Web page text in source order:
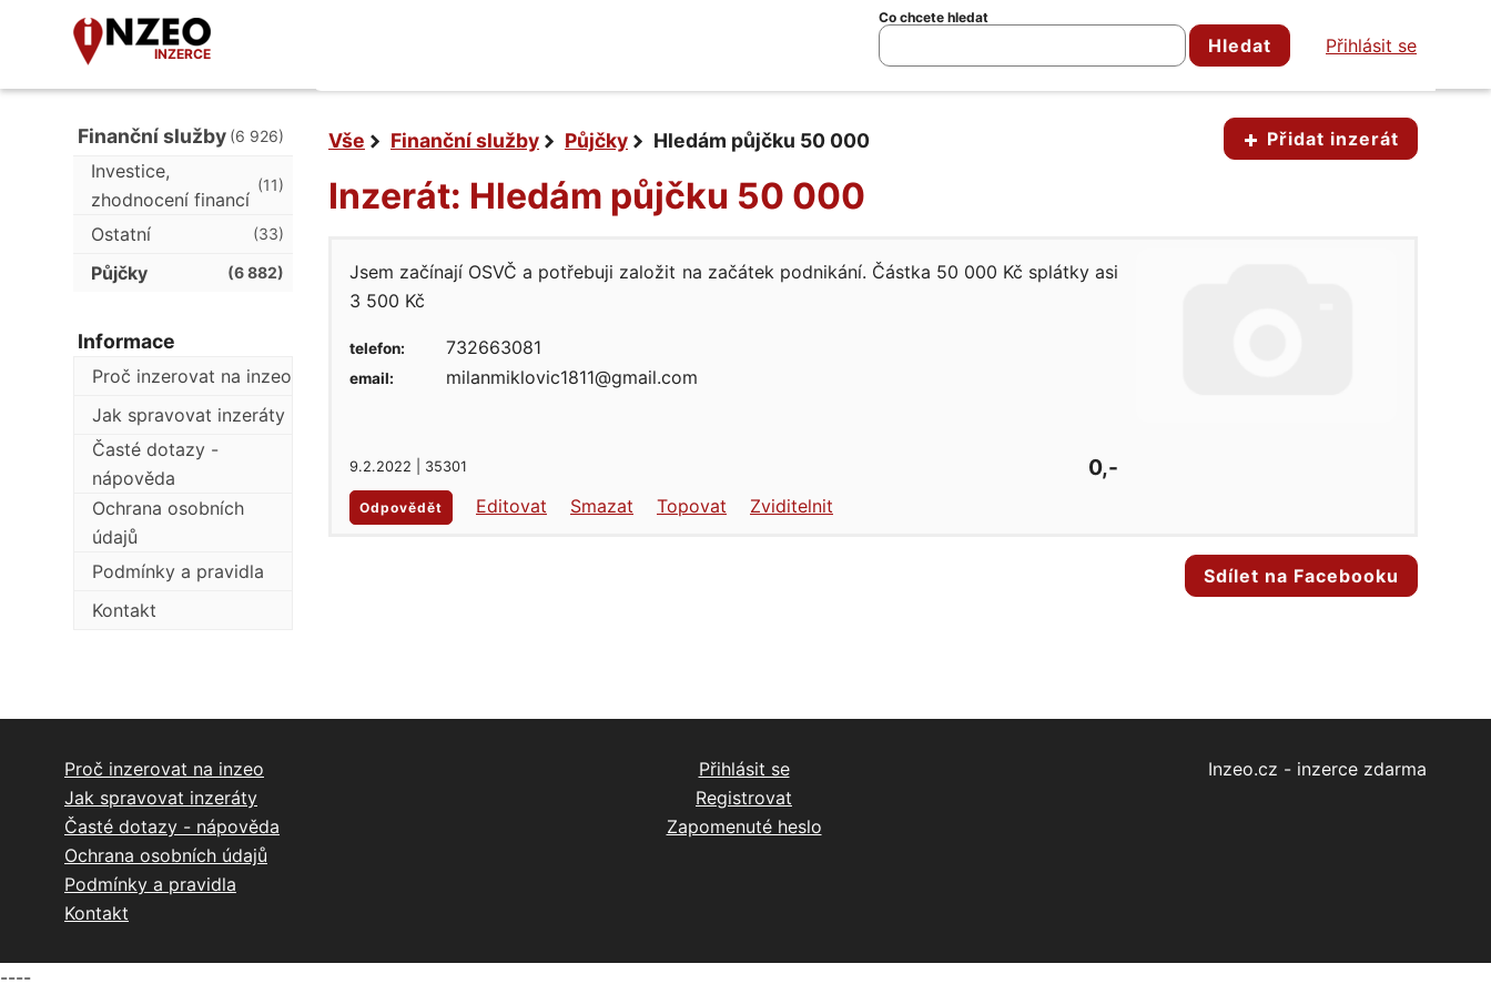
INZERCE
Co chcete hledat
Hledat Přihlásit se
Přidat inzerát
Vše Finanční služby Půjčky Hledám půjčku 50 000
Inzerát: Hledám půjčku 50 000
Jsem začínají OSVČ a potřebuji založit na začátek podnikání. Částka 50 000 Kč splátky asi
3 500 Kč
9.2.2022 | 35301 0,-
telefon: 732663081
email: milanmiklovic1811@gmail.com
Odpovědět Editovat Smazat Topovat Zviditelnit
Sdílet na Facebooku
Finanční služby (6 926)
Investice,
zhodnocení financí
(11)
Ostatní (33)
Půjčky (6 882)
Informace
Proč inzerovat na inzeo
Jak spravovat inzeráty
Časté dotazy -
nápověda
Ochrana osobních
údajů
Podmínky a pravidla
Kontakt
Proč inzerovat na inzeo
Jak spravovat inzeráty
Časté dotazy - nápověda
Ochrana osobních údajů
Podmínky a pravidla
Kontakt
Přihlásit se
Registrovat
Zapomenuté heslo
Inzeo.cz - inzerce zdarma
----